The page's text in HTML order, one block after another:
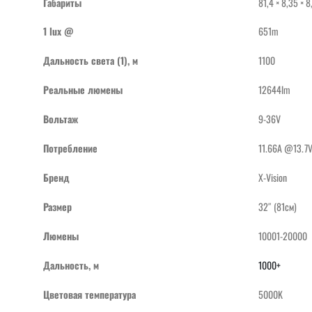
1 lux @
651m
Дальность света (1), м
1100
Реальные люмены
12644lm
Вольтаж
9-36V
Потребление
11.66A @13.7V
Бренд
X-Vision
Размер
32″ (81см)
Люмены
10001-20000
Дальность, м
1000+
Цветовая температура
5000K